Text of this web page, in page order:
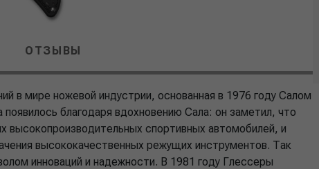
ОТЗЫВЫ
в мире ножевой индустрии, основанная в 1976 году Салом
благодаря вдохновению Сала: он заметил, что
высокопроизводительных спортивных автомобилей, и
высококачественных режущих инструментов. Так
инноваций и надежности. В 1981 году Глессеры